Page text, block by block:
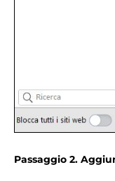
Passaggio 2.